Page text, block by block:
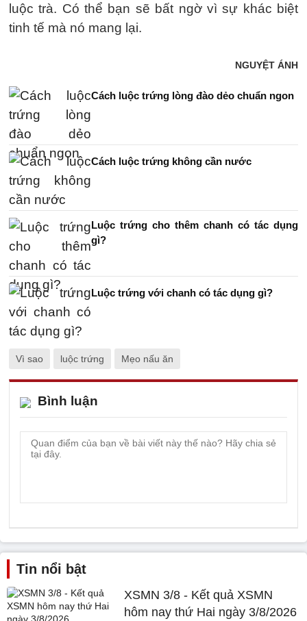
luộc trà. Có thể bạn sẽ bất ngờ vì sự khác biệt
tinh tế mà nó mang lại.
NGUYỆT ÁNH
Cách luộc trứng lòng đào dẻo chuẩn ngon
Cách luộc trứng không cần nước
Luộc trứng cho thêm chanh có tác dụng
gì?
Luộc trứng với chanh có tác dụng gì?
Vì sao luộc trứng Mẹo nấu ăn
Bình luận
Tin nổi bật
XSMN 3/8 - Kết quả XSMN
hôm nay thứ Hai ngày 3/8/2026